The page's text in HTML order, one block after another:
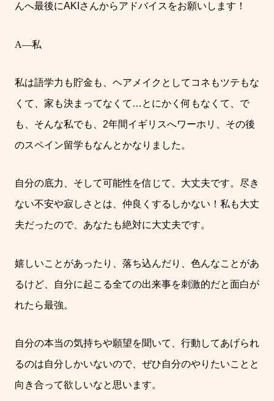
んへ最後にAKI さんからアドバイスをお願いします！
A―私
私は語学力も貯金も、ヘアメイクとしてコネもツテもな
くて、家も決まってなくて … とにかく何もなくて、で
も、そんな私でも、 2年間イギリスへワーホリ、その後
のスペイン留学もなんとかなりました。
自分の底力、そして可能性を信じて、大丈夫です。尽き
ない不安や寂しさとは、仲良くするしかない！ 私も大丈
夫だったので、あなたも絶対に大丈夫です。
嬉しいことがあったり、落ち込んだり、色んなことがあ
るけど、自分に起こる全ての出来事を刺激的だと面白が
れたら最強。
自分の本当の気持ちや願望を聞いて、行動してあげられ
るのは自分しかいないので、ぜひ自分のやりたいことと
向き合って欲しいなと思います。